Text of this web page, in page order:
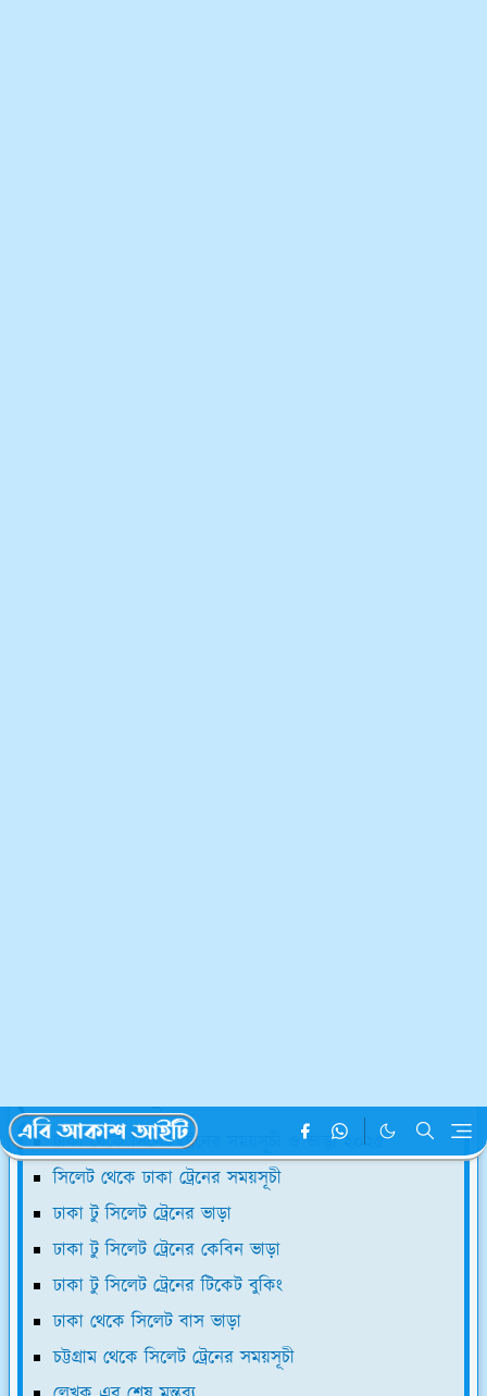
ঢাকা থেকে সিলেট ট্রেনের সময়সূচী ও ভাড়া ২০২৫
সিলেট থেকে ঢাকা ট্রেনের সময়সূচী
ঢাকা টু সিলেট ট্রেনের ভাড়া
ঢাকা টু সিলেট ট্রেনের কেবিন ভাড়া
ঢাকা টু সিলেট ট্রেনের টিকেট বুকিং
ঢাকা থেকে সিলেট বাস ভাড়া
চট্টগ্রাম থেকে সিলেট ট্রেনের সময়সূচী